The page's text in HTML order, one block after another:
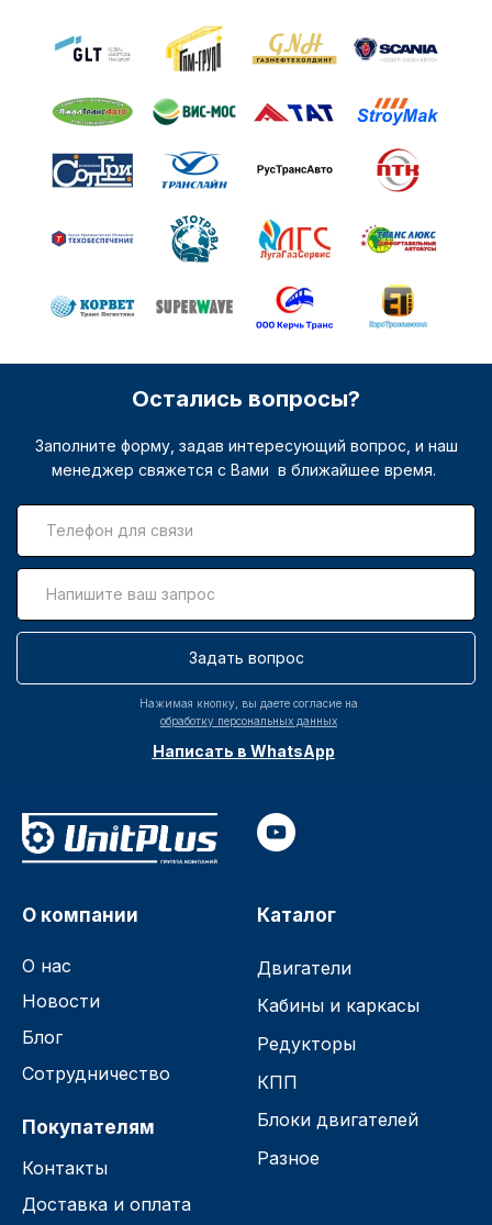
Остались вопросы?
Заполните форму, задав интересующий вопрос, и наш
менеджер свяжется с Вами в ближайшее время.
Задать вопрос
Нажимая кнопку, вы даете согласие на
обработку персональных данных
Написать в WhatsApp
О компании
О нас
Новости
Блог
Сотрудничество
Покупателям
Контакты
Доставка и оплата
Каталог
Двигатели
Кабины и каркасы
Редукторы
КПП
Блоки двигателей
Разное